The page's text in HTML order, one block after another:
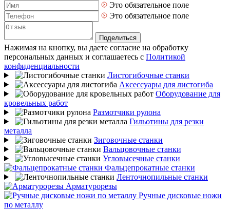
Это обязательное поле
Это обязательное поле
Поделиться
Нажимая на кнопку, вы даете согласие на обработку
персональных данных и соглашаетесь с Политикой
конфиденциальности
Листогибочные станки
Аксессуары для листогиба
Оборудование для
кровельных работ
Размотчики рулона
Гильотины для резки
металла
Зиговочные станки
Вальцовочные станки
Угловысечные станки
Фальцепрокатные станки
Ленточнопильные станки
Арматурорезы
Ручные дисковые ножи
по металлу